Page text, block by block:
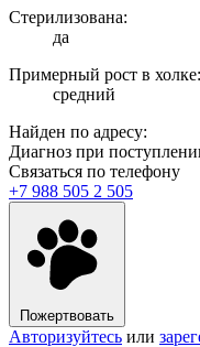
Стерилизована:
да
Примерный рост в холке:
средний
Найден по адресу:
Диагноз при
Связаться по телефону
+7 988 505 2 505
Пожертвовать
Авторизуйтесь или